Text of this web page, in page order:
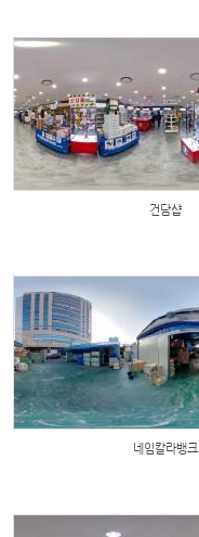
건담샵
네임칼라뱅크